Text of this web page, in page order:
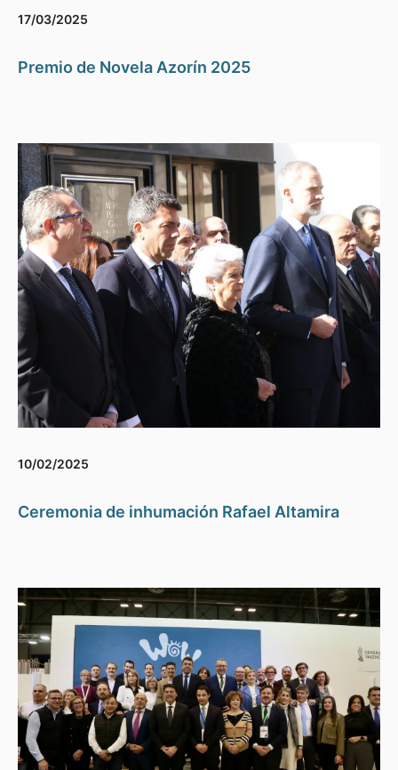
17/03/2025
Premio de Novela Azorín 2025
10/02/2025
Ceremonia de inhumación Rafael Altamira